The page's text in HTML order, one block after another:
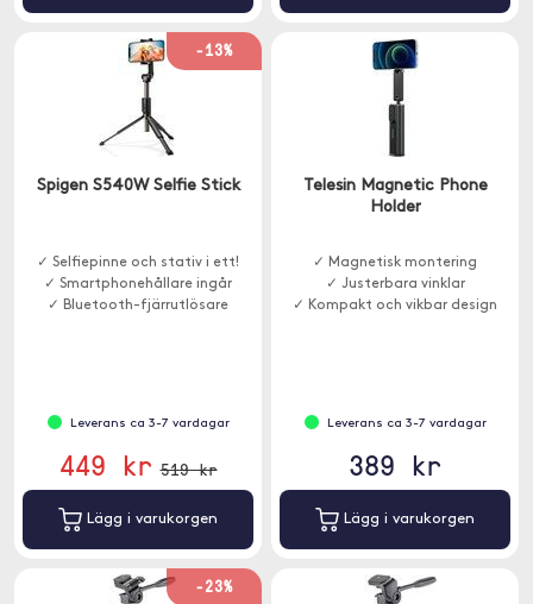
-13%
Spigen S540W Selfie Stick
✓ Selfiepinne och stativ i ett!
✓ Smartphonehållare ingår
✓ Bluetooth-fjärrutlösare
Leverans ca 3-7 vardagar
449 kr 519 kr
Lägg i varukorgen
Telesin Magnetic Phone
Holder
✓ Magnetisk montering
✓ Justerbara vinklar
✓ Kompakt och vikbar design
Leverans ca 3-7 vardagar
389 kr
Lägg i varukorgen
-23%